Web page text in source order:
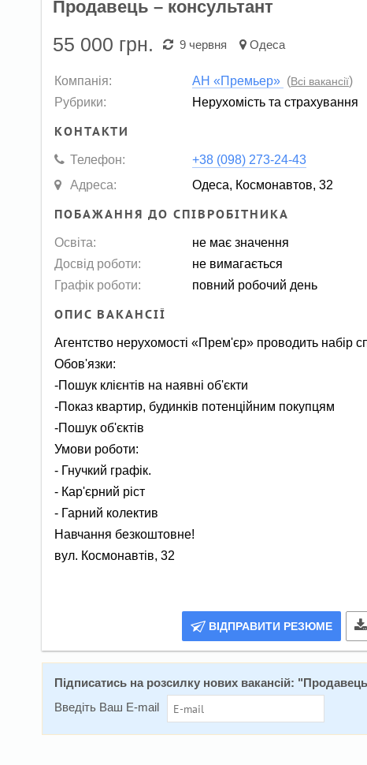
Продавець – консультант
55 000 грн. 9 червня Одеса
Компанія: АН «Премьер» (Всі вакансії)
Рубрики:
Нерухомість та страхування
КОНТАКТИ
Телефон:
+38 (098) 273-24-43
Адреса:
Одеса, Космонавтов, 32
ПОБАЖАННЯ ДО СПІВРОБІТНИКА
Освіта:
не має значення
Досвід роботи:
не вимагається
Графік роботи:
повний робочий день
ОПИС ВАКАНСІЇ
Агентство нерухомості «Прем'єр» проводить набір
Обов'язки:
-Пошук клієнтів на наявні об'єкти
-Показ квартир, будинків потенційним покупцям
-Пошук об'єктів
Умови роботи:
- Гнучкий графік.
- Кар'єрний ріст
- Гарний колектив
Навчання безкоштовне!
вул. Космонавтів, 32
ВІДПРАВИТИ РЕЗЮМЕ
Підписатись на розсилку нових вакансій: "
Введіть Ваш E-mail